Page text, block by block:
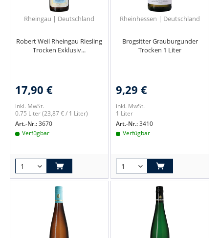
Rheingau | Deutschland
Robert Weil Rheingau Riesling
Trocken Exklusiv...
17,90 €
inkl. MwSt.
0.75 Liter(23,87 € / 1 Liter)
Art.-Nr.:3670
Verfügbar
Rheinhessen | Deutschland
Brogsitter Grauburgunder
Trocken 1 Liter
9,29 €
inkl. MwSt.
1 Liter
Art.-Nr.:3410
Verfügbar